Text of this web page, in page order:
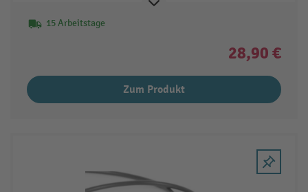
15 Arbeitstage
28,90 €
Zum Produkt